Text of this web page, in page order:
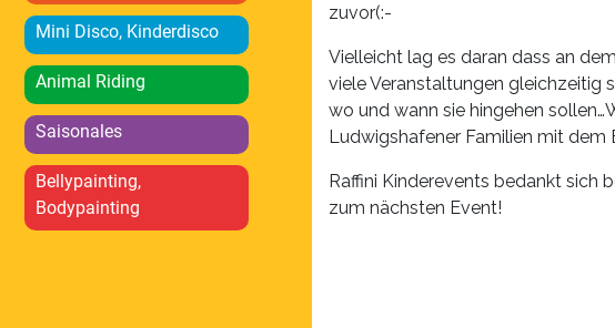
Mini Disco, Kinderdisco
Animal Riding
Saisonales
Bellypainting,
Bodypainting
zuvor(:-
Vielleicht lag es daran dass an
viele Veranstaltungen gleichzeitig
wo und wann sie hingehen
Ludwigshafener Familien mit dem
Raffini Kinderevents bedankt sich
zum nächsten Event!